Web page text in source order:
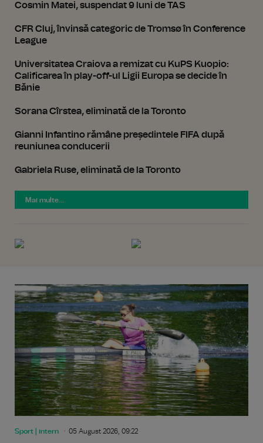
Cosmin Matei, suspendat 9 luni de TAS
CFR Cluj, învinsă categoric de Tromsø în Conference
League
Universitatea Craiova a remizat cu KuPS Kuopio:
Calificarea în play-off-ul Ligii Europa se decide în
Bănie
Sorana Cîrstea, eliminată de la Toronto
Gianni Infantino rămâne președintele FIFA după
reuniunea conducerii
Gabriela Ruse, eliminată de la Toronto
Mai multe...
Sport | intern 05 August 2026, 09:22